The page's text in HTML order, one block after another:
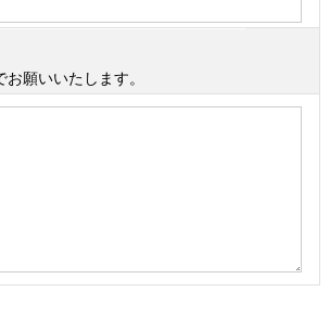
願いいたします。